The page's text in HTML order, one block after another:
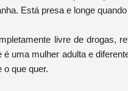
Está presa e longe
livre de drogas,
é uma mulher adulta e
o que quer.